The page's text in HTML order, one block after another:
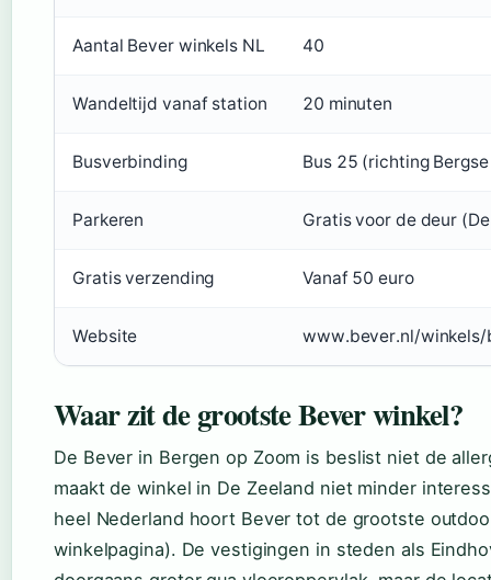
Aantal Bever winkels NL 40
Wandeltijd vanaf station 20 minuten
Busverbinding Bus 25 (richting
Parkeren Gratis voor de deur
Gratis verzending Vanaf 50 euro
Website www.bever.nl/
Waar zit de grootste Bever winkel?
De Bever in Bergen op Zoom is beslist niet de
maakt de winkel in De Zeeland niet minder
heel Nederland hoort Bever tot de grootste
winkelpagina). De vestigingen in steden als